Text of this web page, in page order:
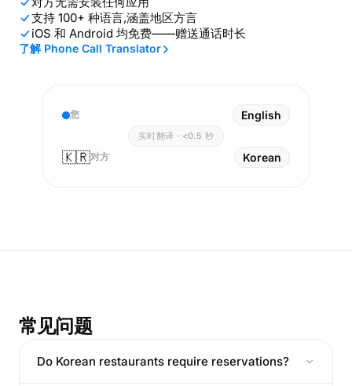
支持 100+ 种语言,涵盖地区方言
iOS 和 Android 均免费——赠送通话时长
了解 Phone Call Translator
您 English
实时翻译 · <0.5 秒
🇰🇷对方 Korean
常见问题
Do Korean restaurants require reservations?